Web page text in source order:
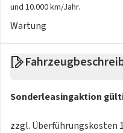
und 10.000 km/Jahr.
Wartung
Sonderleasingaktion
zzgl. Überführungskosten